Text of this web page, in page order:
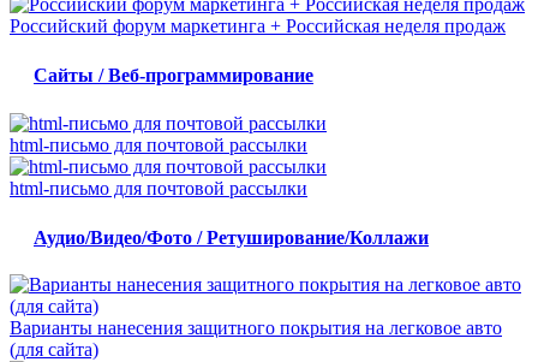
Российский форум маркетинга + Российская неделя продаж
Сайты / Веб-программирование
html-письмо для почтовой рассылки
html-письмо для почтовой рассылки
Аудио/Видео/Фото / Ретуширование/Коллажи
Варианты нанесения защитного покрытия на легковое авто
(для сайта)